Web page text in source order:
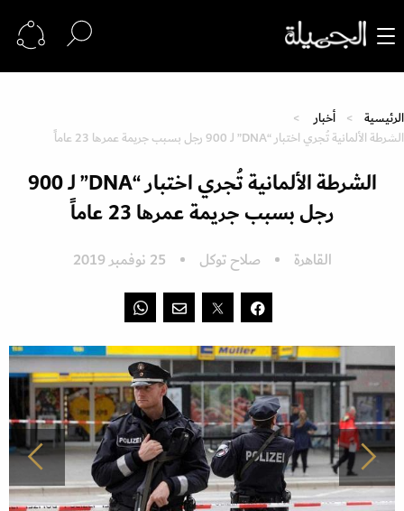
الرئيسية
أخبار
الشرطة الألمانية تُجري اختبار “DNA” لـ 900 رجل بسبب جريمة عمرها 23 عاماً
الشرطة الألمانية تُجري اختبار “DNA” لـ 900
رجل بسبب جريمة عمرها 23 عاماً
القاهرة صلاح توكل 25 نوفمبر 2019